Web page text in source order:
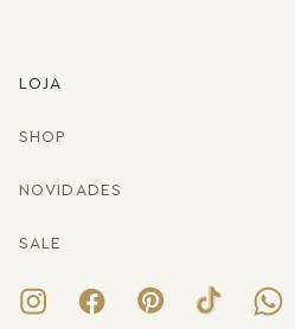
LOJA
SHOP
NOVIDADES
SALE